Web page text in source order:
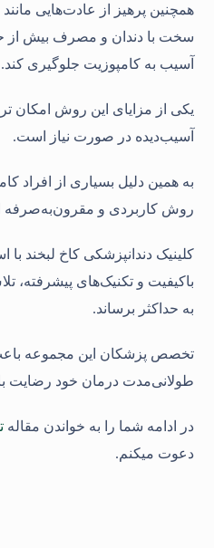
همچنین پرهیز از عادت‌هایی
سخت با دندان و مصرف بیش از حد
آسیب به کامپوزیت جلوگیری کند.
یکی از مزایای این روش امکان
آسیب‌دیده در صورت نیاز است.
به همین دلیل بسیاری از افراد
روش کاربردی و مقرون‌به‌صرفه
کلینیک دندانپزشکی کاخ لبخند با
باکیفیت و تکنیک‌های پیشرفته،
به حداکثر برساند.
تخصص پزشکان این مجموعه باعث
طولانی‌مدت درمان خود رضایت
در ادامه شما را به خواندن مقاله
دعوت میکنم.